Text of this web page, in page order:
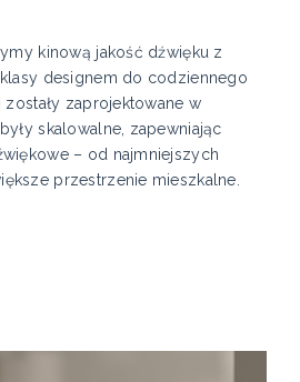
kinową jakość dźwięku z
designem do codziennego
zostały zaprojektowane w
skalowalne, zapewniając
– od najmniejszych
przestrzenie mieszkalne.